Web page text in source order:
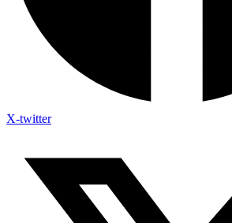
X-twitter